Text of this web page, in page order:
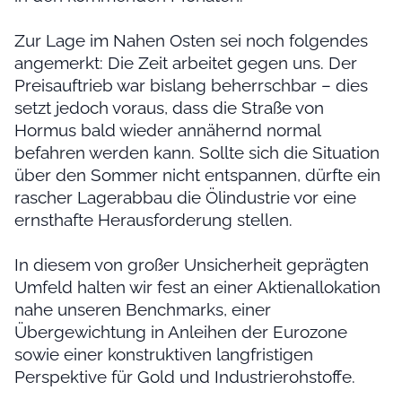
Zur Lage im Nahen Osten sei noch folgendes
angemerkt: Die Zeit arbeitet gegen uns. Der
Preisauftrieb war bislang beherrschbar – dies
setzt jedoch voraus, dass die Straße von
Hormus bald wieder annähernd normal
befahren werden kann. Sollte sich die Situation
über den Sommer nicht entspannen, dürfte ein
rascher Lagerabbau die Ölindustrie vor eine
ernsthafte Herausforderung stellen.
In diesem von großer Unsicherheit geprägten
Umfeld halten wir fest an einer Aktienallokation
nahe unseren Benchmarks, einer
Übergewichtung in Anleihen der Eurozone
sowie einer konstruktiven langfristigen
Perspektive für Gold und Industrierohstoffe.